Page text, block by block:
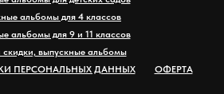
альбомы для 4 классов
альбомы для 9 и 11 классов
выпускные альбомы
ПЕРСОНАЛЬНЫХ ДАННЫХ
ОФЕРТА